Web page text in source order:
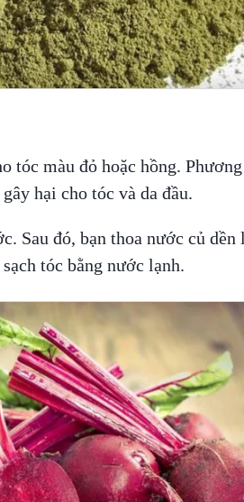
tóc màu đỏ hoặc hồng.
hại cho tóc và da đầu.
Sau đó, bạn thoa nước củ dền
tóc bằng nước lạnh.